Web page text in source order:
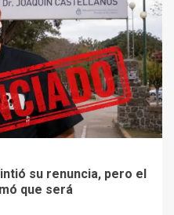
su renuncia, pero el
que será